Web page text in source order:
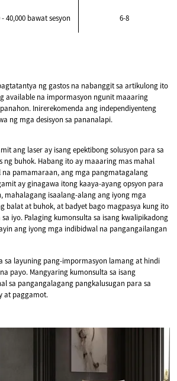
- 40,000 bawat sesyon 6-8
ng gastos na nabanggit sa artikulong ito
available na impormasyon ngunit maaaring
Inirerekomenda ang independiyenteng
ng mga desisyon sa pananalapi.
ang laser ay isang epektibong solusyon para sa
ng buhok. Habang ito ay maaaring mas mahal
na pamamaraan, ang mga pangmatagalang
ay ginagawa itong kaaya-ayang opsyon para
mahalagang isaalang-alang ang iyong mga
balat at buhok, at badyet bago magpasya kung ito
iyo. Palaging kumonsulta sa isang kwalipikadong
ang iyong mga indibidwal na pangangailangan
sa layuning pang-impormasyon lamang at hindi
payo. Mangyaring kumonsulta sa isang
sa pangangalagang pangkalusugan para sa
at paggamot.